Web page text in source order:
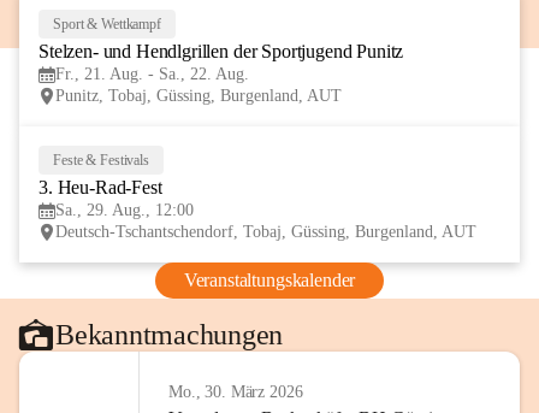
Sport & Wettkampf
Stelzen- und Hendlgrillen der Sportjugend Punitz
Fr., 21. Aug. - Sa., 22. Aug.
Punitz, Tobaj, Güssing, Burgenland, AUT
Feste & Festivals
3. Heu-Rad-Fest
Sa., 29. Aug., 12:00
Deutsch-Tschantschendorf, Tobaj, Güssing, Burgenland, AUT
Veranstaltungskalender
Bekanntmachungen
Mo., 30. März 2026